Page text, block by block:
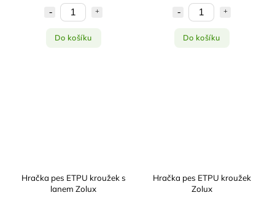
Do košíku Do košíku
Hračka pes ETPU kroužek s
lanem Zolux
Hračka pes ETPU kroužek
Zolux